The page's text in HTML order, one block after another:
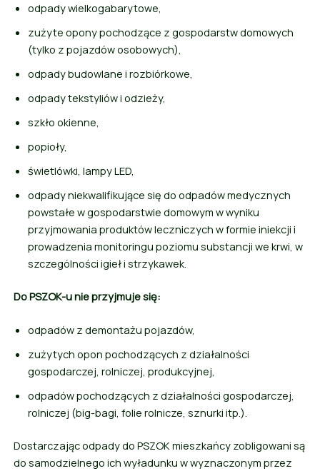
odpady wielkogabarytowe,
zużyte opony pochodzące z gospodarstw domowych
(tylko z pojazdów osobowych),
odpady budowlane i rozbiórkowe,
odpady tekstyliów i odzieży,
szkło okienne,
popioły,
świetlówki, lampy LED,
odpady niekwalifikujące się do odpadów medycznych
powstałe w gospodarstwie domowym w wyniku
przyjmowania produktów leczniczych w formie iniekcji i
prowadzenia monitoringu poziomu substancji we krwi, w
szczególności igieł i strzykawek.
Do PSZOK-u nie przyjmuje się:
odpadów z demontażu pojazdów,
zużytych opon pochodzących z działalności
gospodarczej, rolniczej, produkcyjnej,
odpadów pochodzących z działalności gospodarczej,
rolniczej (big-bagi, folie rolnicze, sznurki itp.).
Dostarczając odpady do PSZOK mieszkańcy zobligowani są
do samodzielnego ich wyładunku w wyznaczonym przez